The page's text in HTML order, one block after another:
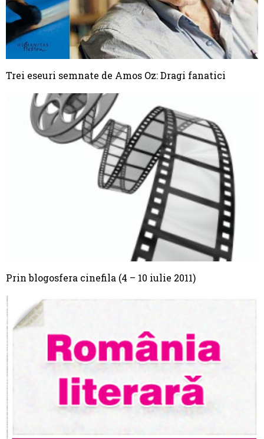
Trei eseuri semnate de Amos Oz: Dragi fanatici
Prin blogosfera cinefila (4 – 10 iulie 2011)